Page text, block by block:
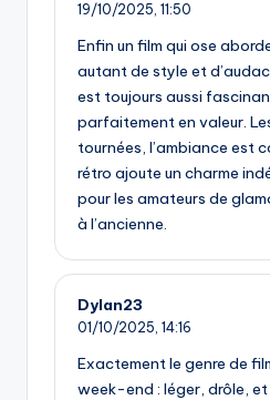
19/10/2025, 11:50
Enfin un film qui ose
autant de style et
est toujours aussi
parfaitement en valeur.
tournées, l’ambiance est
rétro ajoute un charme
pour les amateurs de
à l’ancienne.
Dylan23
01/10/2025, 14:16
Exactement le genre de
week-end : léger, drôle,